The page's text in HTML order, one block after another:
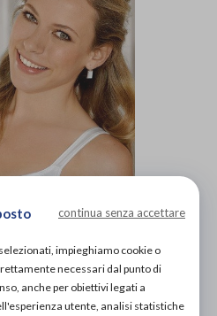
indicativae potrebbe non
caratteristiche del prodotto.
continua senza accettare
impieghiamo cookie o
necessari dal punto di
anche per obiettivi legati a
utente, analisi statistiche